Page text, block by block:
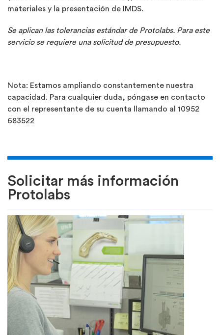
materiales y la presentación de IMDS.
Se aplican las tolerancias estándar de Protolabs. Para este
servicio se requiere una solicitud de presupuesto.
Nota: Estamos ampliando constantemente nuestra
capacidad. Para cualquier duda, póngase en contacto
con el representante de su cuenta llamando al 10952
683522
Solicitar más información
Protolabs